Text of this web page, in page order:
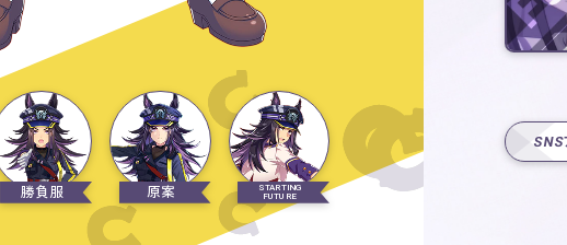
勝負服 原案
STARTING
FUTURE
SNS